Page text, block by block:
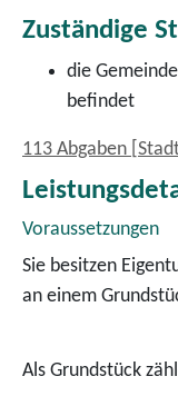
Zuständige
die
befindet
113 Abgaben
Voraussetzungen
Sie besitzen
an einem
Als Grundstück